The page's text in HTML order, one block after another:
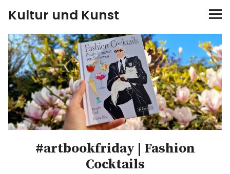
Kultur und Kunst
kultur & kunst
Ausstellungen
Spiele
Konzerte
Museen bei…
#artbookfriday | Fashion
Cocktails